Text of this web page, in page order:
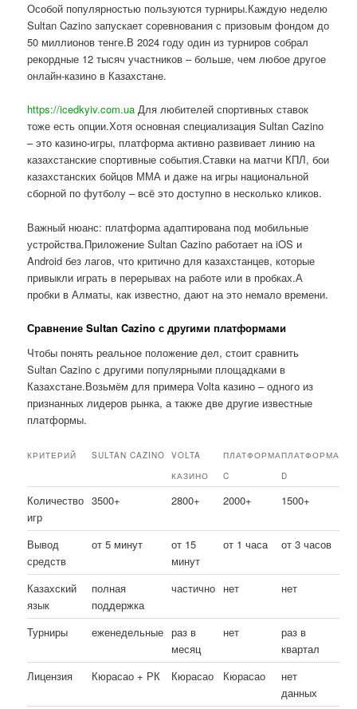
Особой популярностью пользуются турниры.Каждую неделю
Sultan Cazino запускает соревнования с призовым фондом до
50 миллионов тенге.В 2024 году один из турниров собрал
рекордные 12 тысяч участников – больше, чем любое другое
онлайн-казино в Казахстане.
https://icedkyiv.com.ua Для любителей спортивных ставок
тоже есть опции.Хотя основная специализация Sultan Cazino
– это казино-игры, платформа активно развивает линию на
казахстанские спортивные события.Ставки на матчи КПЛ, бои
казахстанских бойцов ММА и даже на игры национальной
сборной по футболу – всё это доступно в несколько кликов.
Важный нюанс: платформа адаптирована под мобильные
устройства.Приложение Sultan Cazino работает на iOS и
Android без лагов, что критично для казахстанцев, которые
привыкли играть в перерывах на работе или в пробках.А
пробки в Алматы, как известно, дают на это немало времени.
Сравнение Sultan Cazino с другими платформами
Чтобы понять реальное положение дел, стоит сравнить
Sultan Cazino с другими популярными площадками в
Казахстане.Возьмём для примера Volta казино – одного из
признанных лидеров рынка, а также две другие известные
платформы.
КРИТЕРИЙ SULTAN CAZINO
VOLTA
КАЗИНО
ПЛАТФОРМА
C
ПЛАТФОРМА
D
Количество
игр
3500+ 2800+ 2000+ 1500+
Вывод
средств
от 5 минут
от 15
минут
от 1 часа от 3 часов
Казахский
язык
полная
поддержка
частично нет нет
Турниры еженедельные раз в
месяц
нет
раз в
квартал
Лицензия
Кюрасао + РК Кюрасао Кюрасао
нет
данных